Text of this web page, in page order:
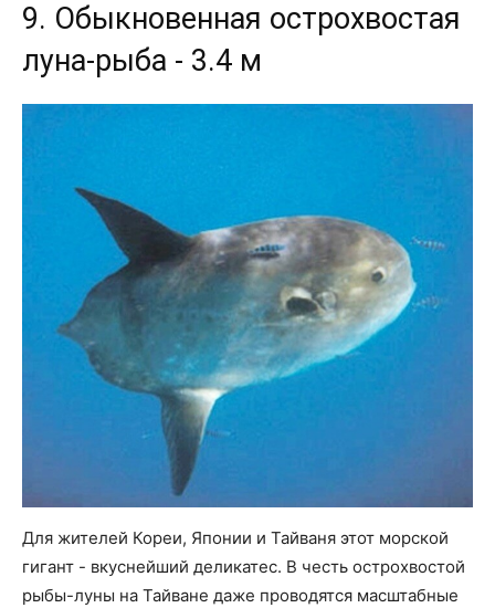
9. Обыкновенная острохвостая
луна-рыба - 3.4 м
Для жителей Кореи, Японии и Тайваня этот морской
гигант - вкуснейший деликатес. В честь острохвостой
рыбы-луны на Тайване даже проводятся масштабные